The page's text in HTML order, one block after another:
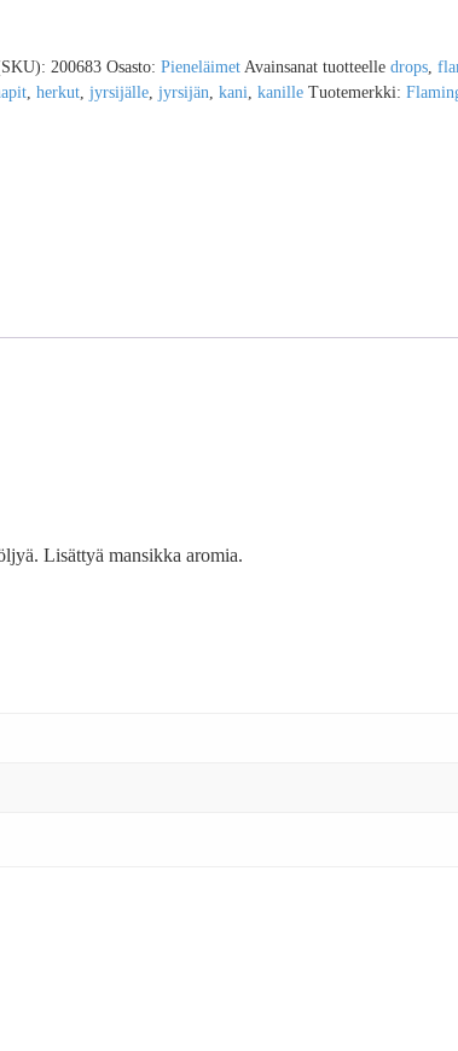
200683 Osasto: Pieneläimet Avainsanat tuotteelle drops,
, herkut, jyrsijälle, jyrsijän, kani, kanille Tuotemerkki:
Lisättyä mansikka aromia.